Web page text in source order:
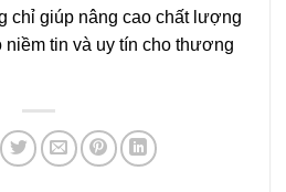
chỉ giúp nâng cao chất lượng
niềm tin và uy tín cho thương